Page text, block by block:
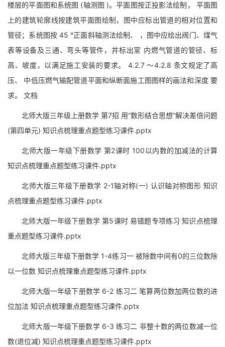
楼层的平面图和系统图 (轴测图 )。平面图按正投影法绘制， 平面图
上的建筑轮廓线按建筑平面图绘制，图中应标出管道的相对位置和
管径；系统图按 45 °正面斜轴测法绘制、 ，图中应绘出阀门、煤气
表等设备及三通、弯头等管件，并标出室 内燃气管道的管径、标
高、坡度，以满足施工安装的要求。 4.2.7 ～4.2.8 条文规定了高
压、 中低压燃气输配管道平面和纵断面施工图图样的画法和深度 要
求。 文档
北师大版三年级上册数学 第7招 用“数形结合思想”解决差倍问题
(第四单元) 知识点梳理重点题型练习课件.pptx
北师大版一年级下册数学 第2课时 100以内数的加减法的计算
知识点梳理重点题型练习课件.pptx
北师大版三年级下册数学 2-1轴对称(一) 认识轴对称图形 知识
点梳理重点题型练习课件.pptx
北师大版一年级下册数学 第5课时 易错题专项练习 知识点梳理
重点题型练习课件.pptx
北师大版三年级下册数学 1-4练习一 被除数中间有0的三位数除
以一位数 知识点梳理重点题型练习课件.pptx
北师大版一年级下册数学 6-2 练习二 笔算两位数加两位数的进
位加法 知识点梳理重点题型练习课件.pptx
北师大版一年级下册数学 6-3 练习二 非整十数的两位数减一位
数(退位减) 知识点梳理重点题型练习课件.pptx